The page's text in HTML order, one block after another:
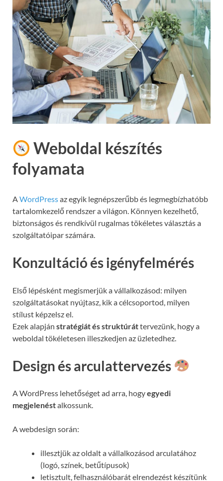
Weboldal készítés
folyamata
AWordPressaz egyik legnépszerűbb és legmegbízhatóbb
tartalomkezelő rendszer a világon. Könnyen kezelhető,
biztonságos és rendkívül rugalmas tökéletes választás a
szolgáltatóipar számára.
Konzultáció és igényfelmérés
Első lépésként megismerjük a vállalkozásod: milyen
szolgáltatásokat nyújtasz, kik a célcsoportod, milyen
stílust képzelsz el.
Ezek alapján stratégiát és struktúráttervezünk, hogy a
weboldal tökéletesen illeszkedjen az üzletedhez.
Design és arculattervezés
A WordPress lehetőséget ad arra, hogyegyedi
megjelenéstalkossunk.
A webdesign során:
illesztjük az oldalt a vállalkozásod arculatához
(logó, színek, betűtípusok)
letisztult, felhasználóbarát elrendezést készítünk